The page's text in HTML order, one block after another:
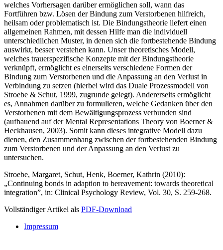
welches Vorhersagen darüber ermöglichen soll, wann das
Fortführen bzw. Lösen der Bindung zum Verstorbenen hilfreich,
heilsam oder problematisch ist. Die Bindungstheorie liefert einen
allgemeinen Rahmen, mit dessen Hilfe man die individuell
unterschiedlichen Muster, in denen sich die fortbestehende Bindung
auswirkt, besser verstehen kann. Unser theoretisches Modell,
welches trauerspezifische Konzepte mit der Bindungstheorie
verknüpft, ermöglicht es einerseits verschiedene Formen der
Bindung zum Verstorbenen und die Anpassung an den Verlust in
Verbindung zu setzen (hierbei wird das Duale Prozessmodell von
Stroebe & Schut, 1999, zugrunde gelegt). Andererseits ermöglicht
es, Annahmen darüber zu formulieren, welche Gedanken über den
Verstorbenen mit dem Bewältigungsprozess verbunden sind
(aufbauend auf der Mental Representations Theory von Boerner &
Heckhausen, 2003). Somit kann dieses integrative Modell dazu
dienen, den Zusammenhang zwischen der fortbestehenden Bindung
zum Verstorbenen und der Anpassung an den Verlust zu
untersuchen.
Stroebe, Margaret, Schut, Henk, Boerner, Kathrin (2010):
„Continuing bonds in adaption to bereavement: towards theoretical
integration”, in: Clinical Psychology Review, Vol. 30, S. 259-268.
Vollständiger Artikel als PDF-Download
Impressum